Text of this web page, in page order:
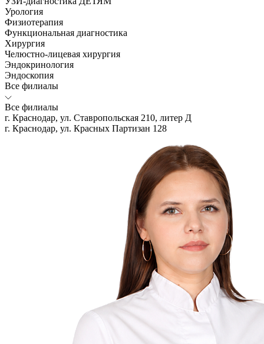
Урология
Физиотерапия
Функциональная диагностика
Хирургия
Челюстно-лицевая хирургия
Эндокринология
Эндоскопия
Все филиалы
Все филиалы
г. Краснодар, ул. Ставропольская 210, литер Д
г. Краснодар, ул. Красных Партизан 128